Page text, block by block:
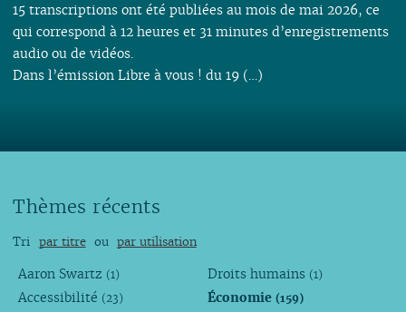
15 transcriptions ont été publiées au mois de mai 2026, ce
qui correspond à 12 heures et 31 minutes d’enregistrements
audio ou de vidéos.
Dans l’émission Libre à vous ! du 19 (…)
Thèmes récents
Tri par titre ou par utilisation
Aaron Swartz (1)
Accessibilité (23)
Droits humains (1)
Économie(159)